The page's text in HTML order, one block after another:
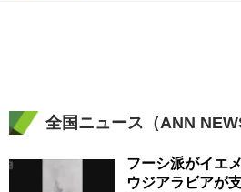
全国ニュース（ANN
フーシ派がイエ
ウジアラビアが